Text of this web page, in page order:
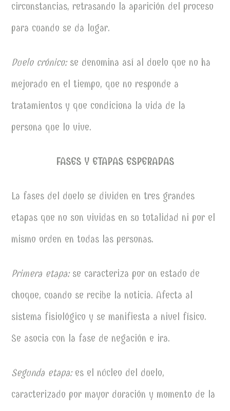
circunstancias, retrasando la aparición del proceso
para cuando se da lugar.
Duelo crónico:se denomina así al duelo que no ha
mejorado en el tiempo, que no responde a
tratamientos y que condiciona la vida de la
persona que lo vive.
FASES Y ETAPAS ESPERADAS
La fases del duelo se dividen en tres grandes
etapas que no son vividas en su totalidad ni por el
mismo orden en todas las personas.
Primera etapa:se caracteriza por un estado de
choque, cuando se recibe la noticia. Afecta al
sistema fisiológico y se manifiesta a nivel físico.
Se asocia con la fase de negación e ira.
Segunda etapa:es el núcleo del duelo,
caracterizado por mayor duración y momento de la